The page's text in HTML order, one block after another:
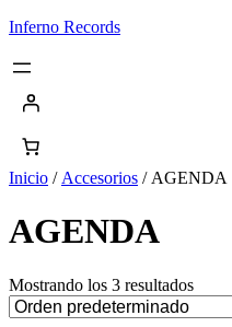
Saltar
contenido
Inferno Records
Inicio / Accesorios / AGENDA
AGENDA
Mostrando los 3 resultados